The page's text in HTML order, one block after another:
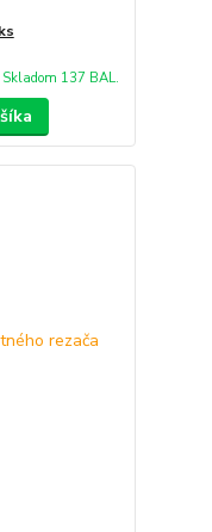
Skladom 137 BAL.